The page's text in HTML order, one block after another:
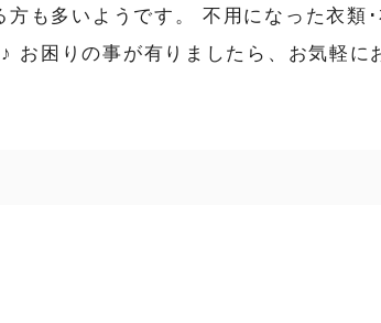
方も多いようです。 不用になった衣類
お困りの事が有りましたら、お気軽